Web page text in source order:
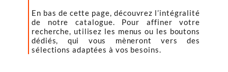
En bas de cette page, découvrez l’intégralité
de notre catalogue. Pour affiner votre
recherche, utilisez les menus ou les boutons
dédiés, qui vous mèneront vers des
sélections adaptées à vos besoins.